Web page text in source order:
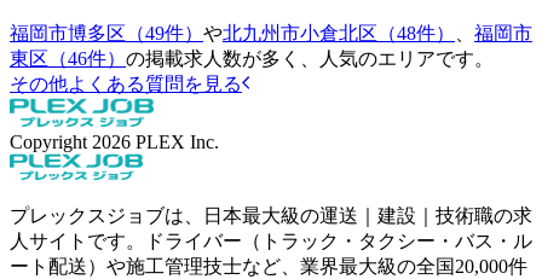
福岡市博多区（49件） や北九州市小倉北区（48件）
福岡市
東区（46件） の掲載求人数が多く、人気のエリアです。
その他よくある質問を見る
Copyright 2026 PLEX Inc.
プレックスジョブは、日本最大級の運送｜建設｜技術職の求
人サイトです。ドライバー（トラック・タクシー・バス・ル
ート配送）や施工管理技士など、業界最大級の全国20,000件